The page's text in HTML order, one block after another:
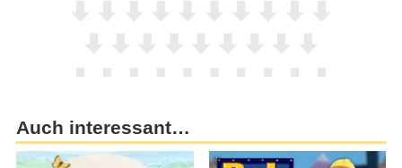
Auch interessant…